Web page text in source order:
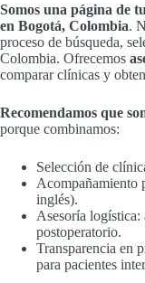
Somos una página de
en Bogotá, Colombia.
proceso de búsqueda,
Colombia. Ofrecemos
comparar clínicas y
Recomendamos que
porque combinamos:
Selección de
Acompañamiento
inglés).
Asesoría logística:
postoperatorio.
Transparencia en
para pacientes